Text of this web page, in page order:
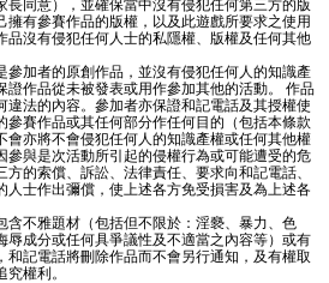
長同意），並確保當中沒有侵犯任何第三方的版
擁有參賽作品的版權，以及此遊戲所要求之使用
品沒有侵犯任何人士的私隱權、版權及任何其他
參加者的原創作品，並沒有侵犯任何人的知識產
證作品從未被發表或用作參加其他的活動。 作品
違法的內容。參加者亦保證和記電話及其授權使
參賽作品或其任何部分作任何目的（包括本條款
會亦將不會侵犯任何人的知識產權或任何其他權
參與是次活動所引起的侵權行為或可能遭受的危
的索償、訴訟、法律責任、要求向和記電話、
人士作出彌償，使上述各方免受損害及為上述各
含不雅題材（包括但不限於：淫褻、暴力、色
辱成分或任何具爭議性及不適當之內容等）或有
和記電話將刪除作品而不會另行通知，及有權取
權利。